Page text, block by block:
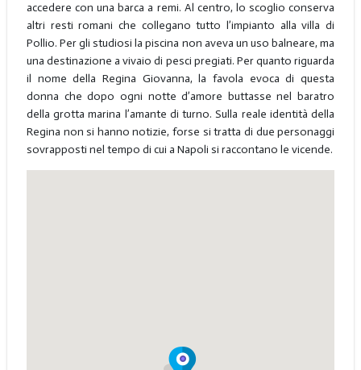
accedere con una barca a remi. Al centro, lo scoglio conserva
altri resti romani che collegano tutto l’impianto alla villa di
Pollio. Per gli studiosi la piscina non aveva un uso balneare, ma
una destinazione a vivaio di pesci pregiati. Per quanto riguarda
il nome della Regina Giovanna, la favola evoca di questa
donna che dopo ogni notte d’amore buttasse nel baratro
della grotta marina l’amante di turno. Sulla reale identità della
Regina non si hanno notizie, forse si tratta di due personaggi
sovrapposti nel tempo di cui a Napoli si raccontano le vicende.